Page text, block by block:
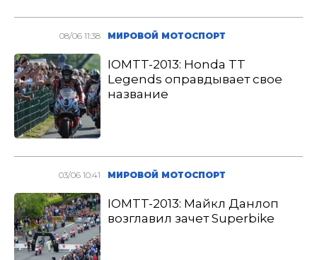
08/06 11:38 МИРОВОЙ МОТОСПОРТ
IOMTT-2013: Honda TT
Legends оправдывает свое
название
03/06 10:41 МИРОВОЙ МОТОСПОРТ
IOMTT-2013: Майкл Данлоп
возглавил зачет Superbike